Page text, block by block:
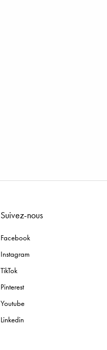
Suivez-nous
Facebook
Instagram
TikTok
Pinterest
Youtube
Linkedin